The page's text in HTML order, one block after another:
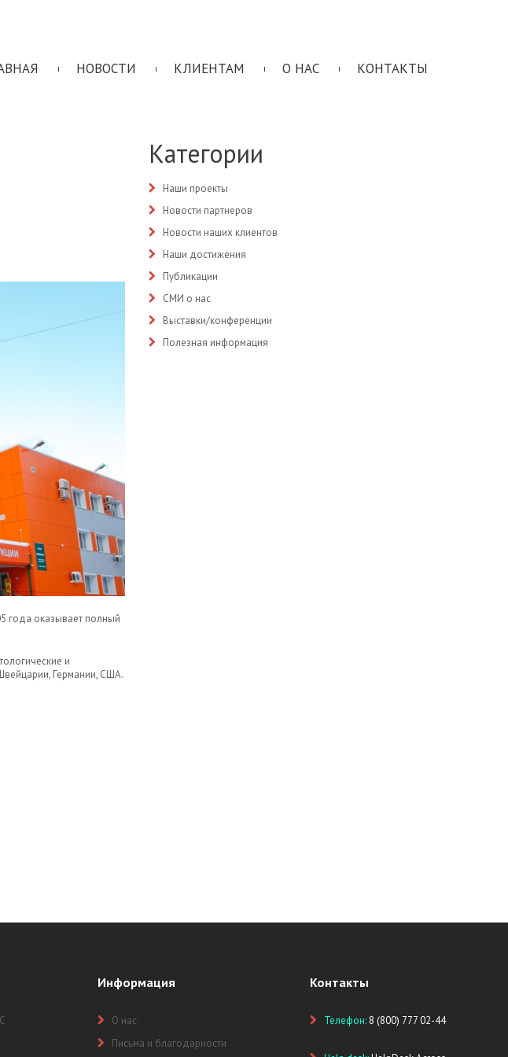
НОВОСТИ КЛИЕНТАМ О НАС КОНТАКТЫ
года оказывает полный
и
Германии, США.
Категории
Наши проекты
Новости партнеров
Новости наших клиентов
Наши достижения
Публикации
СМИ о нас
Выставки/конференции
Полезная информация
Информация
О нас
Письма и благодарности
Контакты
Телефон: 8 (800) 777 02-44